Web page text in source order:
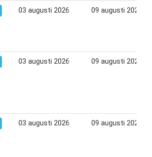
03 augusti 2026 09 augusti 2026
03 augusti 2026 09 augusti 2026
03 augusti 2026 09 augusti 2026